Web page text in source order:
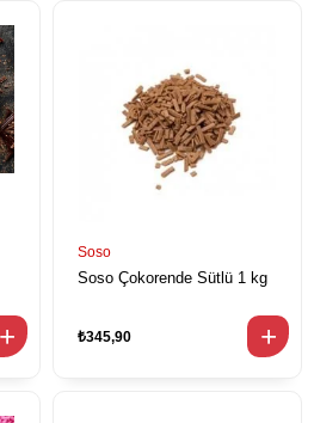
Soso
Soso Çokorende Sütlü 1 kg
₺345,90